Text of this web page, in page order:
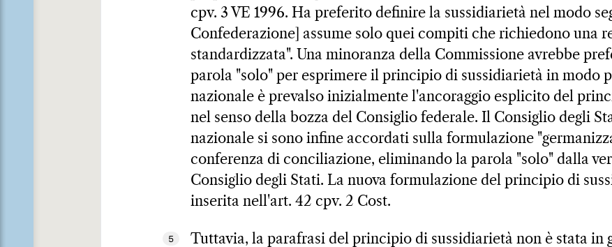
cpv. 3 VE 1996. Ha preferito definire la sussidiarietà nel modo
Confederazione] assume solo quei compiti che richiedono una
standardizzata". Una minoranza della Commissione avrebbe
parola "solo" per esprimere il principio di sussidiarietà in modo
nazionale è prevalso inizialmente l'ancoraggio esplicito del
nel senso della bozza del Consiglio federale. Il Consiglio degli
nazionale si sono infine accordati sulla formulazione
conferenza di conciliazione, eliminando la parola "solo" dalla
Consiglio degli Stati. La nuova formulazione del principio di
inserita nell'art. 42 cpv. 2 Cost.
5
Tuttavia, la parafrasi del principio di sussidiarietà non è stata in